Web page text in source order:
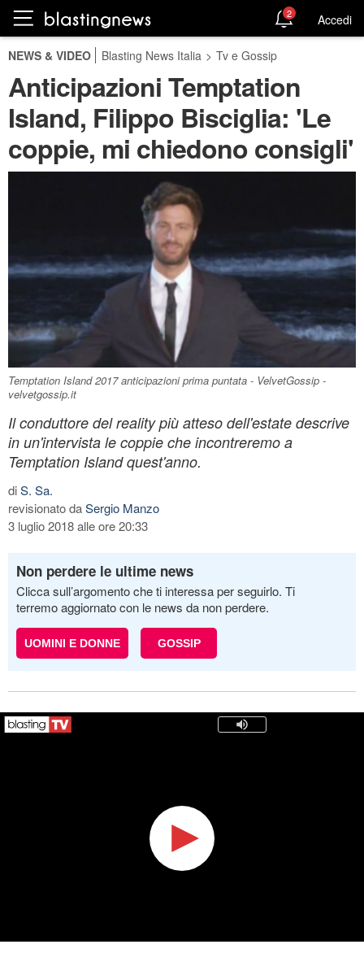
2 Accedi
NEWS & VIDEO Blasting News Italia > Tv e Gossip
Anticipazioni Temptation
Island, Filippo Bisciglia: 'Le
coppie, mi chiedono consigli'
Temptation Island 2017 anticipazioni prima puntata - VelvetGossip -
velvetgossip.it
Il conduttore del reality più atteso dell'estate descrive
in un'intervista le coppie che incontreremo a
Temptation Island quest'anno.
diS. Sa.
revisionato daSergio Manzo
3 luglio 2018 alle ore 20:33
Non perdere le ultime news
Clicca sull’argomento che ti interessa per seguirlo. Ti
terremo aggiornato con le news da non perdere.
UOMINI E DONNE GOSSIP